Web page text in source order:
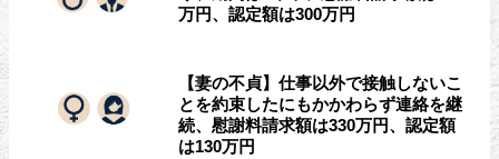
万円、認定額は300万円
【妻の不貞】仕事以外で接触しないこ
とを約束したにもかかわらず連絡を継
続、慰謝料請求額は330万円、認定額
は130万円